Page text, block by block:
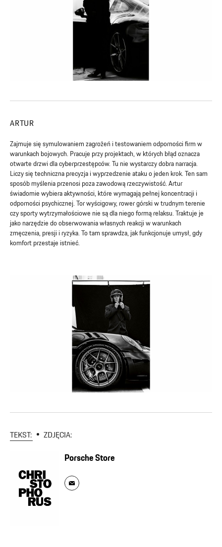
ARTUR
Zajmuje się symulowaniem zagrożeń i testowaniem odporności firm w
warunkach bojowych. Pracuje przy projektach, w których błąd oznacza
otwarte drzwi dla cyberprzestępców. Tu nie wystarczy dobra narracja.
Liczy się techniczna precyzja i wyprzedzenie ataku o jeden krok. Ten sam
sposób myślenia przenosi poza zawodową rzeczywistość. Artur
świadomie wybiera aktywności, które wymagają pełnej koncentracji i
odporności psychicznej. Tor wyścigowy, rower górski w trudnym terenie
czy sporty wytrzymałościowe nie są dla niego formą relaksu. Traktuje je
jako narzędzie do obserwowania własnych reakcji w warunkach
zmęczenia, presji i ryzyka. To tam sprawdza, jak funkcjonuje umysł, gdy
komfort przestaje istnieć.
TEKST: ZDJĘCIA:
Porsche Store